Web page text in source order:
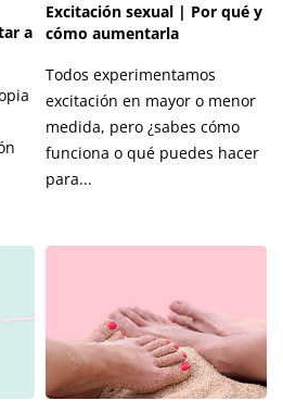
a
Excitación sexual | Por qué y
cómo aumentarla
Todos experimentamos
excitación en mayor o menor
medida, pero ¿sabes cómo
funciona o qué puedes hacer
para...